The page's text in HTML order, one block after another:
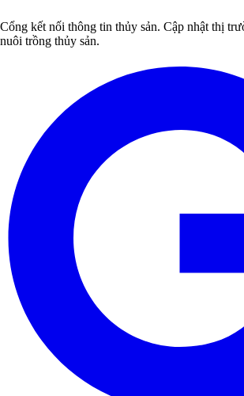
Cổng kết nối thông tin thủy sản. Cập nhật thị
nuôi trồng thủy sản.